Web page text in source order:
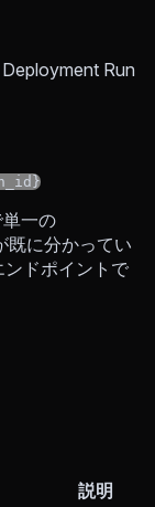
Run
一の
既に分かってい
ドポイントで
説明